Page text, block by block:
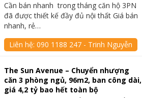
Cần bán nhanh trong tháng căn hộ 3PN
đã được thiết kế đầy đủ nội thất Giá bán
nhanh, rẻ…
Liên hệ:090 1188 247 - Trinh Nguyễn
The Sun Avenue – Chuyển nhượng
căn 3 phòng ngủ, 96m2, ban công dài,
giá 4,2 tỷ bao hết toàn bộ